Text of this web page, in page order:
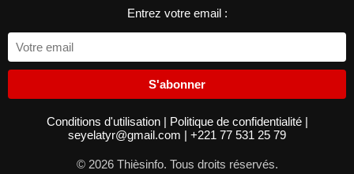
Entrez votre email :
S'abonner
Conditions d'utilisation | Politique de confidentialité |
seyelatyr@gmail.com | +221 77 531 25 79
© 2026 Thièsinfo. Tous droits réservés.